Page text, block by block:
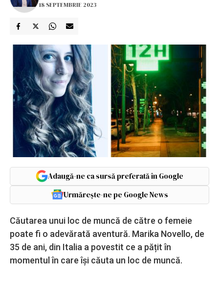
18 SEPTEMBRIE 2023
Adaugă-ne ca sursă preferată în Google
Urmărește-ne pe Google News
Căutarea unui loc de muncă de către o femeie
poate fi o adevărată aventură. Marika Novello, de
35 de ani, din Italia a povestit ce a pățit în
momentul în care își căuta un loc de muncă.